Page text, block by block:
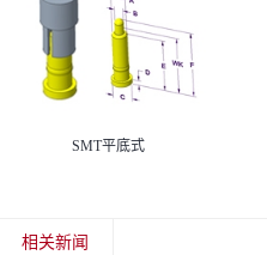
SMT平底式
相关新闻